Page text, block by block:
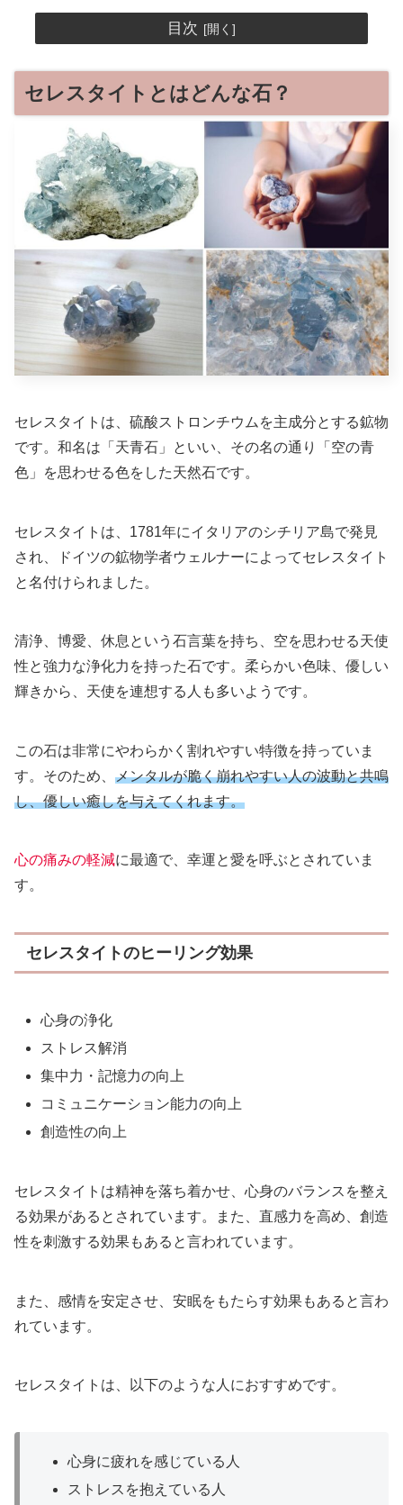
目次
セレスタイトとはどんな石？
セレスタイトは、硫酸ストロンチウムを主成分とする鉱物
です。和名は「天青石」といい、その名の通り「空の青
色」を思わせる色をした天然石です。
セレスタイトは、1781年にイタリアのシチリア島で発見
され、ドイツの鉱物学者ウェルナーによってセレスタイト
と名付けられました。
清浄、博愛、休息という石言葉を持ち、空を思わせる天使
性と強力な浄化力を持った石です。柔らかい色味、優しい
輝きから、天使を連想する人も多いようです。
この石は非常にやわらかく割れやすい特徴を持っていま
す。そのため、 メンタルが脆く崩れやすい人の波動と共鳴
し、優しい癒しを与えてくれます。
心の痛みの軽減に最適で、幸運と愛を呼ぶとされていま
す。
セレスタイトのヒーリング効果
心身の浄化
ストレス解消
集中力・記憶力の向上
コミュニケーション能力の向上
創造性の向上
セレスタイトは精神を落ち着かせ、心身のバランスを整え
る効果があるとされています。また、直感力を高め、創造
性を刺激する効果もあると言われています。
また、感情を安定させ、安眠をもたらす効果もあると言わ
れています。
セレスタイトは、以下のような人におすすめです。
心身に疲れを感じている人
ストレスを抱えている人